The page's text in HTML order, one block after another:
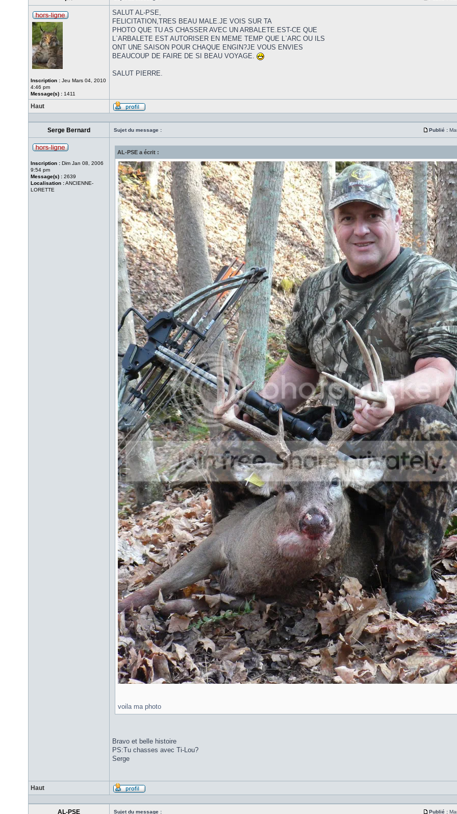
Inscription : Jeu Mars 04, 2010
4:46 pm
Message(s) : 1411
SALUT AL-PSE,
FELICITATION,TRES BEAU MALE.JE VOIS SUR TA
PHOTO QUE TU AS CHASSER AVEC UN ARBALETE.EST-CE QUE
L`ARBALETE EST AUTORISER EN MEME TEMP QUE L`ARC OU ILS
ONT UNE SAISON POUR CHAQUE ENGIN?JE VOUS ENVIES
BEAUCOUP DE FAIRE DE SI BEAU VOYAGE.
SALUT PIERRE.
Haut
Serge Bernard Sujet du message : Publié :
Inscription : Dim Jan 08, 2006
9:54 pm
Message(s) : 2639
Localisation :ANCIENNE-
LORETTE
AL-PSE a écrit :
voila ma photo
Bravo et belle histoire
PS:Tu chasses avec Ti-Lou?
Serge
Haut
AL-PSE Sujet du message : Publié :